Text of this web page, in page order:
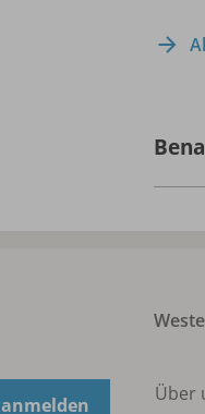
Über